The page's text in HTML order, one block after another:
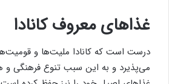
غذاهای معروف كانادا
درست است كه كانادا ملیت‌ها و
می‌پذیرد و به این سبب تنوع فرهنگی و